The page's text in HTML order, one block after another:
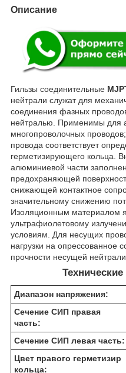
Описание
Гильзы соединительные
нейтрали служат для
соединения фазных
нейтралью. Применимы для
многопроволочных
провода соответствует
герметизирующего кольца.
алюминиевой части
предохраняющей
снижающей контактное
значительному снижению
Изоляционным материалом
ультрафиолетовому
условиям. Для несущих
нагрузки на опрессованное
прочности несущей
Технические
Диапазон напряжения:
Сечение СИП правая
часть:
Сечение СИП левая часть:
Цвет правого герметизир
кольца: